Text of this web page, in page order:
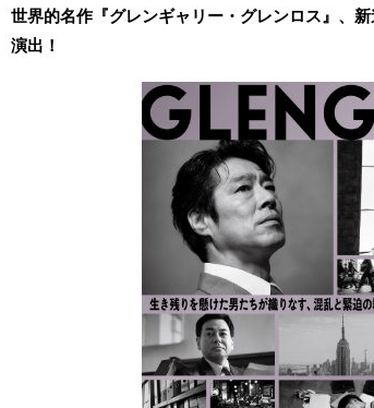
世界的名作『グレンギャリー・グレンロス』、
演出！